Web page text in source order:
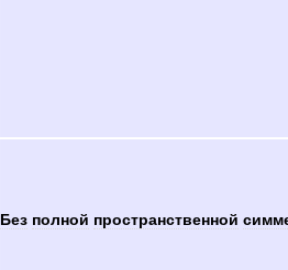
Без полной пространственной